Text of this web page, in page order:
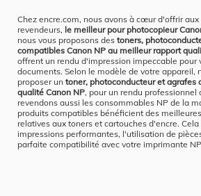
Chez encre.com, nous avons à cœur d'offrir
revendeurs, le meilleur pour photocopieur
nous vous proposons des toners,
compatibles Canon NP au meilleur rapport
offrent un rendu d'impression impeccable pour
documents. Selon le modèle de votre appareil,
proposer un toner, photoconducteur et agrafes
qualité Canon NP, pour un rendu
revendons aussi les consommables NP de la
produits compatibles bénéficient des
relatives aux toners et cartouches d'encre.
impressions performantes, l'utilisation de
parfaite compatibilité avec votre imprimante